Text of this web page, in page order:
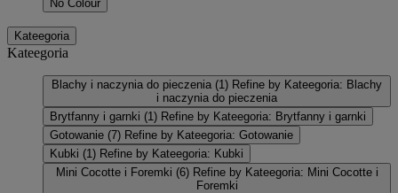
No Colour
Kateegoria
Kateegoria
Blachy i naczynia do pieczenia (1) Refine by Kateegoria: Blachy
i naczynia do pieczenia
Brytfanny i garnki (1) Refine by Kateegoria: Brytfanny i garnki
Gotowanie (7) Refine by Kateegoria: Gotowanie
Kubki (1) Refine by Kateegoria: Kubki
Mini Cocotte i Foremki (6) Refine by Kateegoria: Mini Cocotte i
Foremki